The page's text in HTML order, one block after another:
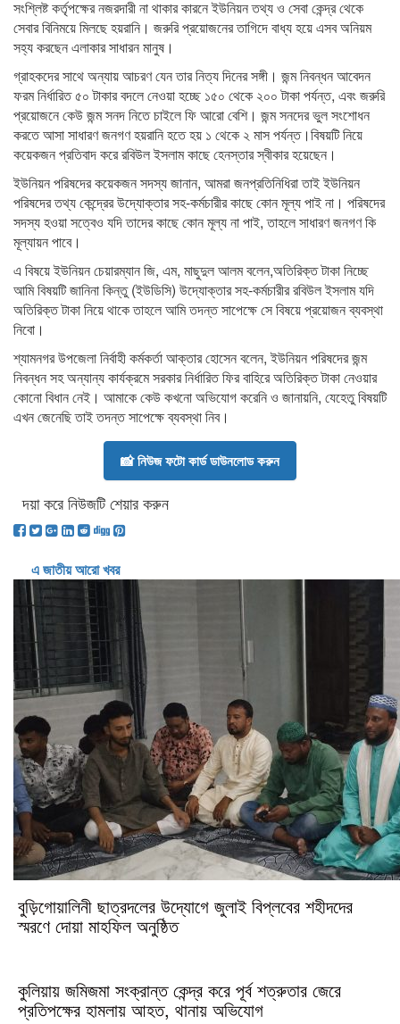
সংশ্লিষ্ট কর্তৃপক্ষের নজরদারী না থাকার কারনে ইউনিয়ন তথ্য ও সেবা কেন্দ্র থেকে
সেবার বিনিময়ে মিলছে হয়রানি। জরুরি প্রয়োজনের তাগিদে বাধ্য হয়ে এসব অনিয়ম
সহ্য করছেন এলাকার সাধারন মানুষ।
গ্রাহকদের সাথে অন্যায় আচরণ যেন তার নিত্য দিনের সঙ্গী। জন্ম নিবন্ধন আবেদন
ফরম নির্ধারিত ৫০ টাকার বদলে নেওয়া হচ্ছে ১৫০ থেকে ২০০ টাকা পর্যন্ত, এবং জরুরি
প্রয়োজনে কেউ জন্ম সনদ নিতে চাইলে ফি আরো বেশি। জন্ম সনদের ভুল সংশোধন
করতে আসা সাধারণ জনগণ হয়রানি হতে হয় ১ থেকে ২ মাস পর্যন্ত।বিষয়টি নিয়ে
কয়েকজন প্রতিবাদ করে রবিউল ইসলাম কাছে হেনস্তার স্বীকার হয়েছেন।
ইউনিয়ন পরিষদের কয়েকজন সদস্য জানান, আমরা জনপ্রতিনিধিরা তাই ইউনিয়ন
পরিষদের তথ্য কেন্দ্রের উদ্যােক্তার সহ-কর্মচারীর কাছে কোন মূল্য পাই না। পরিষদের
সদস্য হওয়া সত্বেও যদি তাদের কাছে কোন মূল্য না পাই, তাহলে সাধারণ জনগণ কি
মূল্যায়ন পাবে।
এ বিষয়ে ইউনিয়ন চেয়ারম্যান জি, এম, মাছুদুল আলম বলেন,অতিরিক্ত টাকা নিচ্ছে
আমি বিষয়টি জানিনা কিন্তু (ইউডিসি) উদ্যোক্তার সহ-কর্মচারীর রবিউল ইসলাম যদি
অতিরিক্ত টাকা নিয়ে থাকে তাহলে আমি তদন্ত সাপেক্ষে সে বিষয়ে প্রয়োজন ব্যবস্থা
নিবো।
শ্যামনগর উপজেলা নির্বাহী কর্মকর্তা আক্তার হোসেন বলেন, ইউনিয়ন পরিষদের জন্ম
নিবন্ধন সহ অন্যান্য কার্যক্রমে সরকার নির্ধারিত ফির বাহিরে অতিরিক্ত টাকা নেওয়ার
কোনো বিধান নেই। আমাকে কেউ কখনো অভিযোগ করেনি ও জানায়নি, যেহেতু বিষয়টি
এখন জেনেছি তাই তদন্ত সাপেক্ষে ব্যবস্থা নিব।
📸 নিউজ ফটো কার্ড ডাউনলোড করুন
দয়া করে নিউজটি শেয়ার করুন
এ জাতীয় আরো খবর
বুড়িগোয়ালিনী ছাত্রদলের উদ্যোগে জুলাই বিপ্লবের শহীদদের
স্মরণে দোয়া মাহফিল অনুষ্ঠিত
কুলিয়ায় জমিজমা সংক্রান্ত কেন্দ্র করে পূর্ব শত্রুতার জেরে
প্রতিপক্ষের হামলায় আহত, থানায় অভিযোগ